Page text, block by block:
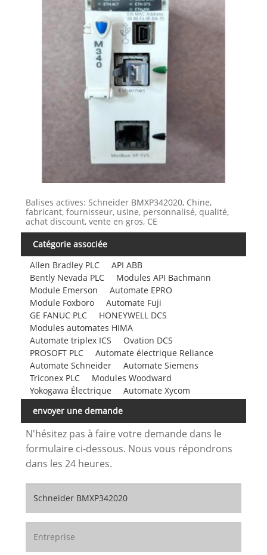
Balises actives: Schneider BMXP342020, Chine,
fabricant, fournisseur, usine, personnalisé, qualité,
achat discount, vente en gros, CE
Catégorie associée
Allen Bradley PLC
API ABB
Bently Nevada PLC
Modules API Bachmann
Module Emerson
Automate EPRO
Module Foxboro
Automate Fuji
GE FANUC PLC
HONEYWELL DCS
Modules automates HIMA
Automate triplex ICS
Ovation DCS
PROSOFT PLC
Automate électrique Reliance
Automate Schneider
Automate Siemens
Triconex PLC
Modules Woodward
Yokogawa Électrique
Automate Xycom
envoyer une demande
N'hésitez pas à faire votre demande dans le
formulaire ci-dessous. Nous vous répondrons
dans les 24 heures.